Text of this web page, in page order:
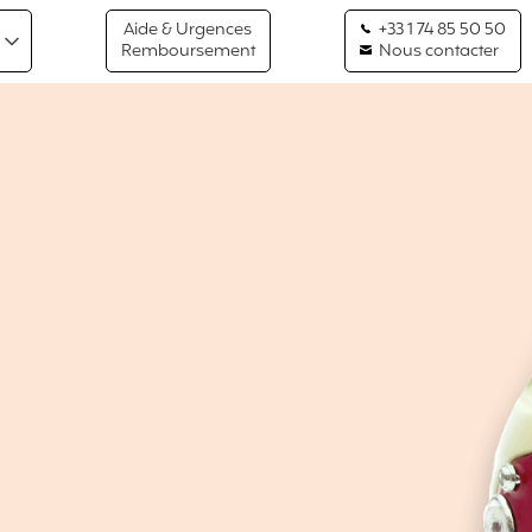
Aide & Urgences
Remboursement
+33 1 74 85 50 50
Nous contacter